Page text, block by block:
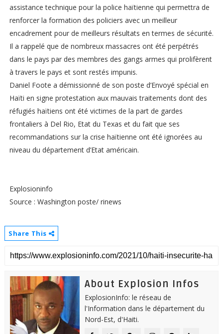
assistance technique pour la police haïtienne qui permettra de
renforcer la formation des policiers avec un meilleur
encadrement pour de meilleurs résultats en termes de sécurité.
Il a rappelé que de nombreux massacres ont été perpétrés
dans le pays par des membres des gangs armes qui prolifèrent
à travers le pays et sont restés impunis.
Daniel Foote a démissionné de son poste d’Envoyé spécial en
Haïti en signe protestation aux mauvais traitements dont des
réfugiés haïtiens ont été victimes de la part de gardes
frontaliers à Del Rio, Etat du Texas et du fait que ses
recommandations sur la crise haïtienne ont été ignorées au
niveau du département d’Etat américain.
Explosioninfo
Source : Washington poste/ rinews
Share This
About Explosion Infos
ExplosionInfo: le réseau de
l'Information dans le département du
Nord-Est, d'Haiti.